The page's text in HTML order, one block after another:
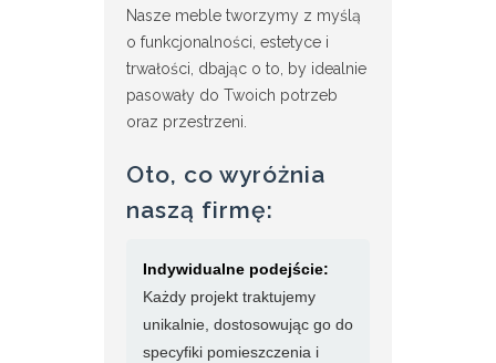
Nasze meble tworzymy z myślą
o funkcjonalności, estetyce i
trwałości, dbając o to, by idealnie
pasowały do Twoich potrzeb
oraz przestrzeni.
Oto, co wyróżnia
naszą firmę:
Indywidualne podejście:
Każdy projekt traktujemy
unikalnie, dostosowując go do
specyfiki pomieszczenia i